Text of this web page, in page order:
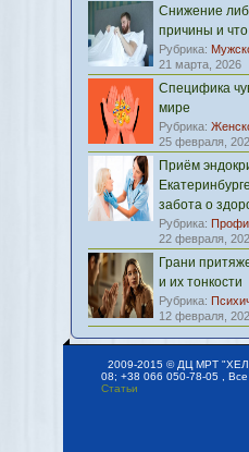
Снижение
причины и
Рубрика:
21 марта, 2026
Специфика
мире
Рубрика:
25 февраля,
Приём
забота о
Рубрика:
22 февраля,
Грани
и их тонкости
Рубрика:
12 февраля,
2009-2015 © ДЦ МРТ
08; +38 066 050-78-05 ,
Статьи